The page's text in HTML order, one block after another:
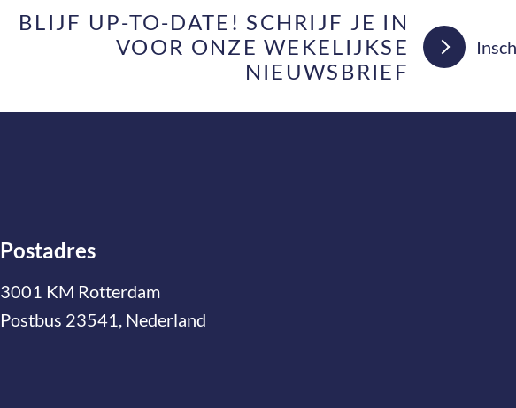
BLIJF UP-TO-DATE! SCHRIJF JE IN
VOOR ONZE WEKELIJKSE
NIEUWSBRIEF
Postadres
3001 KM Rotterdam
Postbus 23541, Nederland